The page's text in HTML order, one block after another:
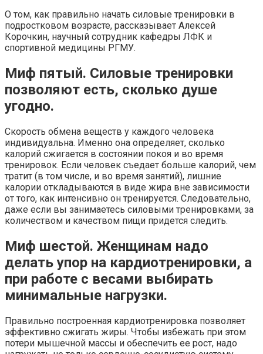
О том, как правильно начать силовые тренировки в
подростковом возрасте, рассказывает Алексей
Корочкин, научный сотрудник кафедры ЛФК и
спортивной медицины РГМУ.
Миф пятый. Силовые тренировки
позволяют есть, сколько душе
угодно.
Скорость обмена веществ у каждого человека
индивидуальна. Именно она определяет, сколько
калорий сжигается в состоянии покоя и во время
тренировок. Если человек съедает больше калорий, чем
тратит (в том числе, и во время занятий), лишние
калории откладываются в виде жира вне зависимости
от того, как интенсивно он тренируется. Следовательно,
даже если вы занимаетесь силовыми тренировками, за
количеством и качеством пищи придется следить.
Миф шестой. Женщинам надо
делать упор на кардиотренировки, а
при работе с весами выбирать
минимальные нагрузки.
Правильно построенная кардиотренировка позволяет
эффективно сжигать жиры. Чтобы избежать при этом
потери мышечной массы и обеспечить ее рост, надо